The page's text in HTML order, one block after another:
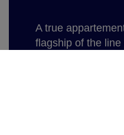
A true
flagship of the